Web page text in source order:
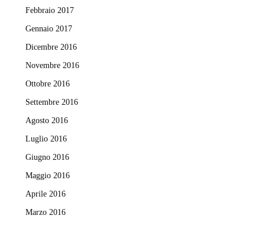
Febbraio 2017
Gennaio 2017
Dicembre 2016
Novembre 2016
Ottobre 2016
Settembre 2016
Agosto 2016
Luglio 2016
Giugno 2016
Maggio 2016
Aprile 2016
Marzo 2016